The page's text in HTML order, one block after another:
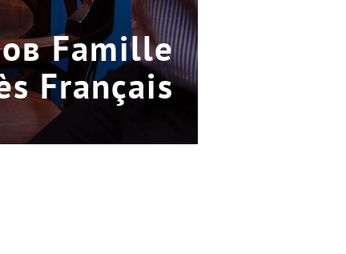
Famille
Français